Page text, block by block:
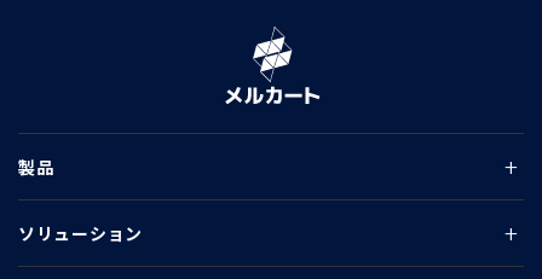
製品
ソリューション